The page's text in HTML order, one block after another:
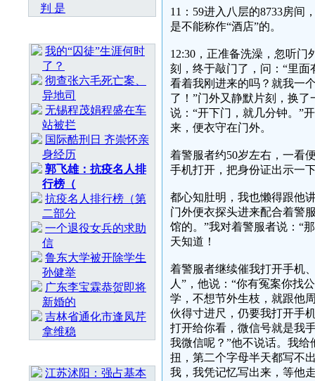
判 是
我的“囚徒”生涯何时
了？
彻查张六毛死亡案、
异地司
无锡程茂娟程盛在车
站被拦
国际酷刑日 齐崇怀亲
身经历
郭飞雄：抗疫名人排
行榜（
抗疫名人排行榜（第
二部分
一个退役女兵的求助
信
鲁东大学被开除学生
孙健举
广东李宝霖恭贺即将
新婚的
吉林省通化市逢凤芹
拿维稳
江苏沭阳：强占基本
11：59进入八层的8733房间
是不能称作“酒店”的。
12:30，正准备洗澡，忽听
刻，终于敲门了，问：“里
看着我刚进来的吗？就我一
了！”门外又静默片刻，换了
说：“开下门，就几分钟。”
来，便衣守在门外。
着警服者约50岁左右，一看
手机打开，把身份证出示一
都心知肚明，我也懒得跟他
门外便衣探头进来配合着警
馆的。”我对着警服者说：“
天知道！
着警服者继续催我打开手机
人”，他说：“你有冤案你找
学，不想节外生枝，就跟他
伙得寸进尺，仍要我打开手
打开给你看，微信号就是我
我微信呢？”他不说话。我
扭，第二个字母半天都写不
我，我凭记忆写出来，等他